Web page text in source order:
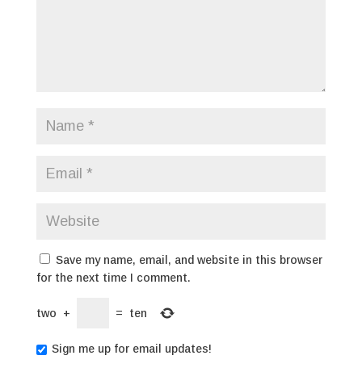
Save my name, email, and website in this browser
for the next time I comment.
two + = ten
Sign me up for email updates!